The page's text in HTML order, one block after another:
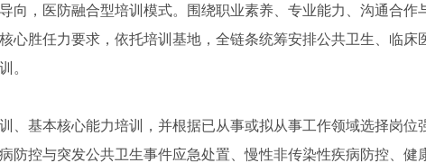
，医防融合型培训模式。围绕职业素养、专业能力、沟通合作
心胜任力要求，依托培训基地，全链条统筹安排公共卫生、临床
。
基本核心能力培训，并根据已从事或拟从事工作领域选择岗位
防控与突发公共卫生事件应急处置、慢性非传染性疾病防控、健